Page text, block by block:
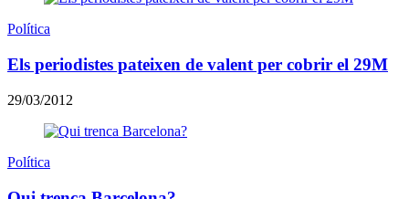
Política
Els periodistes pateixen de valent per cobrir el 29M
29/03/2012
Política